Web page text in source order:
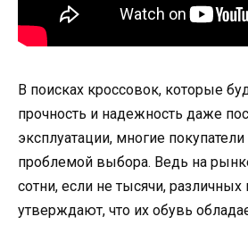
В поисках кроссовок, которые
прочность и надежность даже
эксплуатации, многие
проблемой выбора. Ведь на
сотни, если не тысячи,
утверждают, что их обувь